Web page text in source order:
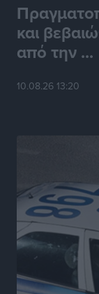
και
από την ...
10.08.26 13:20